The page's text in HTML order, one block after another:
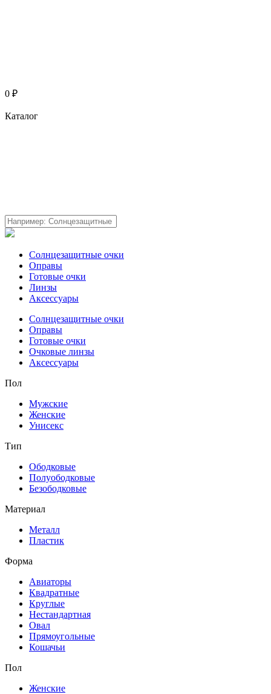
0 ₽
Каталог
Солнцезащитные очки
Оправы
Готовые очки
Линзы
Аксессуары
Солнцезащитные очки
Оправы
Готовые очки
Очковые линзы
Аксессуары
Пол
Мужские
Женские
Унисекс
Тип
Ободковые
Полуободковые
Безободковые
Материал
Металл
Пластик
Форма
Авиаторы
Квадратные
Круглые
Нестандартная
Овал
Прямоугольные
Кошачьи
Пол
Женские